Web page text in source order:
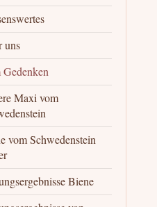
uns
Maxi vom
vom Schwedenstein
Biene